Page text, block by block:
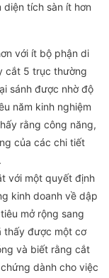
tích sàn ít hơn
với ít bộ phận di
cắt 5 trục thường
sánh được nhờ độ
năm kinh nghiệm
rằng công năng,
của các chi tiết
với một quyết định
kinh doanh về dập
mở rộng sang
thấy được một cơ
và biết rằng cắt
dành cho việc